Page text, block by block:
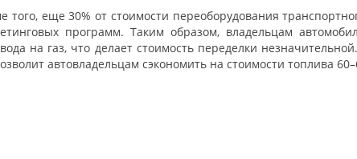
того, еще 30% от стоимости переоборудования
программ. Таким образом, владельцам
на газ, что делает стоимость переделки
автовладельцам сэкономить на стоимости топлива